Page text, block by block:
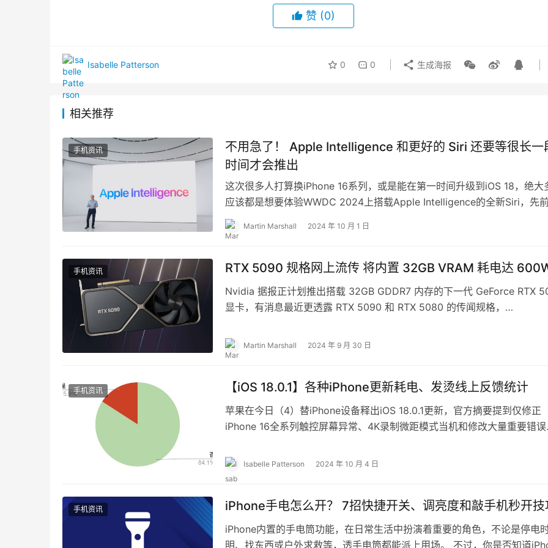
赞 (0)
Isabelle Patterson 0 0 生成海报
相关推荐
手机资讯
不用急了！ Apple Intelligence 和更好的 Siri 还要等很长一
时间才会推出
这次很多人打算换iPhone 16系列，或是能在第一时间升级到iOS 18，绝大
应该都是想要体验WWDC 2024上搭载Apple Intelligence的全新Siri，先
Martin Marshall 2024 年 10 月 1 日
手机资讯 RTX 5090 规格网上流传 将内置 32GB VRAM 耗电达
Nvidia 据报正计划推出搭载 32GB GDDR7 内存的下一代 GeForce RTX
显卡，有消息最近更透露 RTX 5090 和 RTX 5080 的传闻规格，…
Martin Marshall 2024 年 9 月 30 日
手机资讯 【iOS 18.0.1】各种iPhone更新耗电、发烫线上反馈统计
苹果在今日（4）替iPhone设备释出iOS 18.0.1更新，官方摘要提到仅修正
iPhone 16全系列触控屏幕异常、4K录制微距模式当机和修改大量重要错误
Isabelle Patterson 2024 年 10 月 4 日
手机资讯 iPhone手电怎么开？ 7招快捷开关、调亮度和敲手机秒开技
iPhone内置的手电筒功能，在日常生活中扮演着重要的角色，不论是停电
明、找东西或户外求救等，透手电筒都能派上用场。 不过，你是否知道